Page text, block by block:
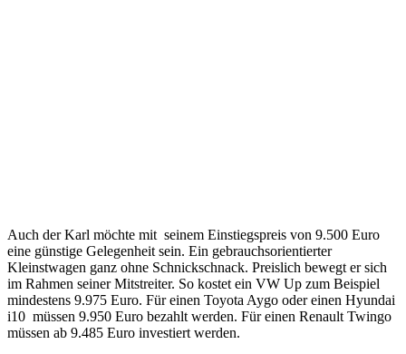
Auch der Karl möchte mit seinem Einstiegspreis von 9.500 Euro
eine günstige Gelegenheit sein. Ein gebrauchsorientierter
Kleinstwagen ganz ohne Schnickschnack. Preislich bewegt er sich
im Rahmen seiner Mitstreiter. So kostet ein VW Up zum Beispiel
mindestens 9.975 Euro. Für einen Toyota Aygo oder einen Hyundai
i10 müssen 9.950 Euro bezahlt werden. Für einen Renault Twingo
müssen ab 9.485 Euro investiert werden.